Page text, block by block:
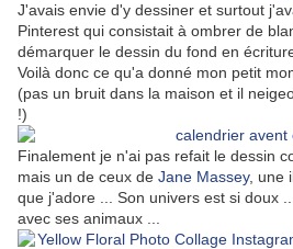
J'avais envie d'y dessiner et surtout
Pinterest qui consistait à ombrer de
démarquer le dessin du fond en écriture
Voilà donc ce qu'a donné mon petit
(pas un bruit dans la maison et il
!)
Finalement je n'ai pas refait le dessin
mais un de ceux de Jane Massey, une
que j'adore ... Son univers est si doux
avec ses animaux ...